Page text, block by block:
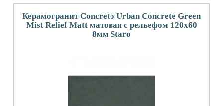
Керамогранит Concreto Urban Concrete Green
Mist Relief Matt матовая с рельефом 120x60
8мм Staro